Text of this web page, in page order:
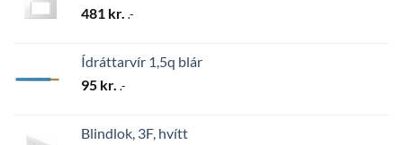
481 kr. .-
Ídráttarvír 1,5q blár
95 kr. .-
Blindlok, 3F, hvítt